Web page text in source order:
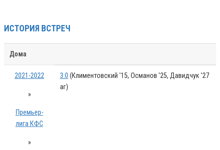
ИСТОРИЯ ВСТРЕЧ
Дома
2021-2022
»
Премьер-
лига КФС
»
3:0 (Климентовский '15, Османов '25, Давидчук '27
аг)